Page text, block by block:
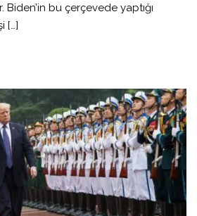
bu çerçevede yaptığı
[…]